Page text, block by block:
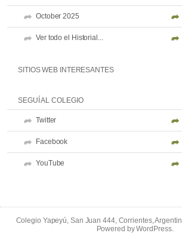
October 2025
Ver todo el Historial...
SITIOS WEB INTERESANTES
SEGUÍ AL COLEGIO
Twitter
Facebook
YouTube
Colegio Yapeyú, San Juan 444, Corrientes,
Powered byWordPress.